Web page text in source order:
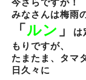
みなさんは梅雨
「ルン 」
は
もりですが、
たまたま、タマ
日久々に